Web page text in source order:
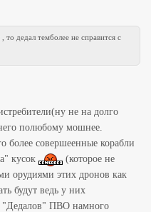
то дедал темболее не справится с
не на долго
полюбому мошнее.
более совершеенные корабли
кусок
(которое не
орудиями этих дронов как
будут ведь у них
"Дедалов" ПВО намного